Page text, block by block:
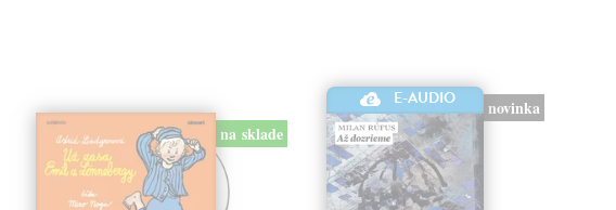
na sklade
E-AUDIO novinka